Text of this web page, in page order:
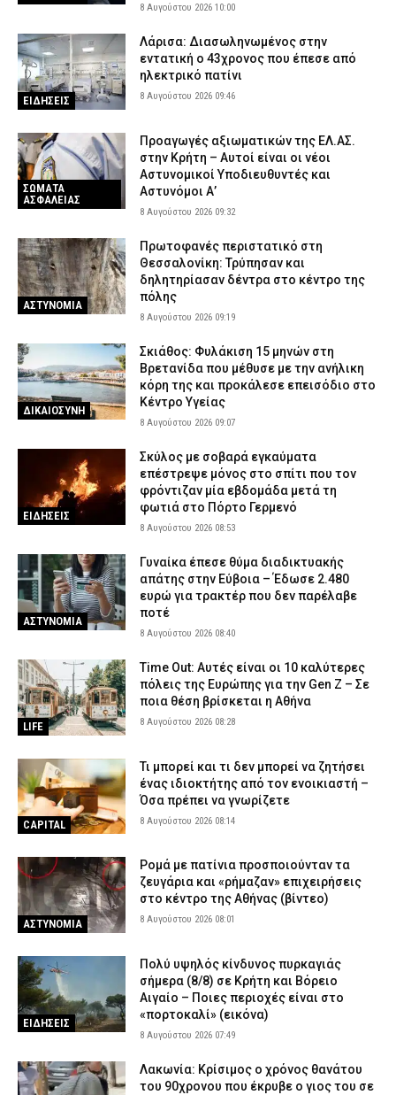
7 Αυγούστου 2026 20:068 Αυγούστου 2026 10:00
ΕΙΔΗΣΕΙΣ
Λάρισα: Διασωληνωμένος στην
εντατική ο 43χρονος που έπεσε από
ηλεκτρικό πατίνι
8 Αυγούστου 2026 09:46
ΣΩΜΑΤΑ
ΑΣΦΑΛΕΙΑΣ
Προαγωγές αξιωματικών της ΕΛ.ΑΣ.
στην Κρήτη – Αυτοί είναι οι νέοι
Αστυνομικοί Υποδιευθυντές και
Αστυνόμοι Α’
8 Αυγούστου 2026 09:32
ΑΣΤΥΝΟΜΙΑ
Πρωτοφανές περιστατικό στη
Θεσσαλονίκη: Τρύπησαν και
δηλητηρίασαν δέντρα στο κέντρο της
πόλης
8 Αυγούστου 2026 09:19
ΔΙΚΑΙΟΣΥΝΗ
Σκιάθος: Φυλάκιση 15 μηνών στη
Βρετανίδα που μέθυσε με την ανήλικη
κόρη της και προκάλεσε επεισόδιο στο
Κέντρο Υγείας
8 Αυγούστου 2026 09:07
ΕΙΔΗΣΕΙΣ
Σκύλος με σοβαρά εγκαύματα
επέστρεψε μόνος στο σπίτι που τον
φρόντιζαν μία εβδομάδα μετά τη
φωτιά στο Πόρτο Γερμενό
8 Αυγούστου 2026 08:53
ΑΣΤΥΝΟΜΙΑ
Γυναίκα έπεσε θύμα διαδικτυακής
απάτης στην Εύβοια – Έδωσε 2.480
ευρώ για τρακτέρ που δεν παρέλαβε
ποτέ
8 Αυγούστου 2026 08:40
LIFE
Time Out: Αυτές είναι οι 10 καλύτερες
πόλεις της Ευρώπης για την Gen Z – Σε
ποια θέση βρίσκεται η Αθήνα
8 Αυγούστου 2026 08:28
CAPITAL
Τι μπορεί και τι δεν μπορεί να ζητήσει
ένας ιδιοκτήτης από τον ενοικιαστή –
Όσα πρέπει να γνωρίζετε
8 Αυγούστου 2026 08:14
ΑΣΤΥΝΟΜΙΑ
Ρομά με πατίνια προσποιούνταν τα
ζευγάρια και «ρήμαζαν» επιχειρήσεις
στο κέντρο της Αθήνας (βίντεο)
8 Αυγούστου 2026 08:01
ΕΙΔΗΣΕΙΣ
Πολύ υψηλός κίνδυνος πυρκαγιάς
σήμερα (8/8) σε Κρήτη και Βόρειο
Αιγαίο – Ποιες περιοχές είναι στο
«πορτοκαλί» (εικόνα)
8 Αυγούστου 2026 07:49
Λακωνία: Κρίσιμος ο χρόνος θανάτου
του 90χρονου που έκρυβε ο γιος του σε